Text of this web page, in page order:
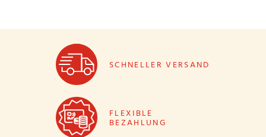
SCHNELLER VERSAND
FLEXIBLE
BEZAHLUNG